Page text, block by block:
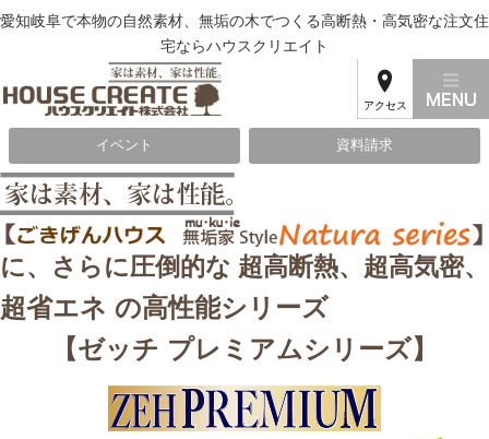
愛知岐阜で本物の自然素材、無垢の木でつくる高断熱・高気密な注文住
宅ならハウスクリエイト
アクセス
イベント 資料請求
に、さらに圧倒的な 超高断熱、超高気密、
超省エネ の高性能シリーズ
【ゼッチ プレミアムシリーズ】